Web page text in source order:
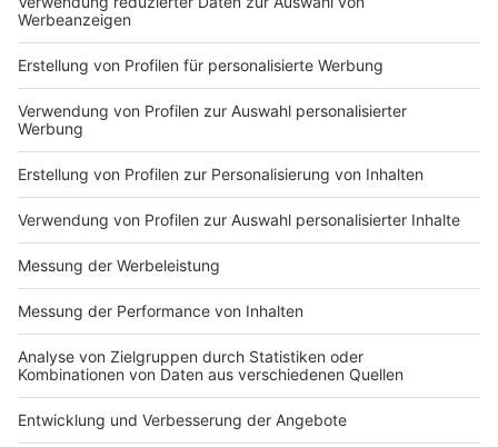
Weiterlesen, Beitrag hören und Video sehen
Anzeige
Hier waren wir schon
Anzeige